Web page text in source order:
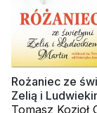
Rożaniec ze
Zelią i
Tomasz Kozioł